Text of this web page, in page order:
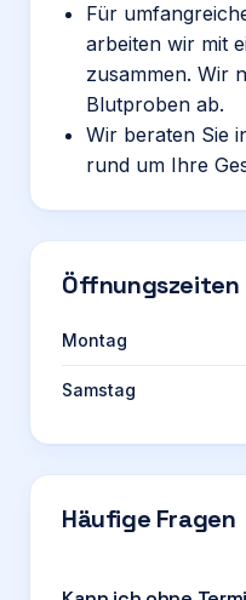
Für
arbeiten wir mit
zusammen. Wir
Blutproben ab.
Wir beraten Sie
rund um Ihre
Öffnungszeiten
Montag
Samstag
Häufige Fragen